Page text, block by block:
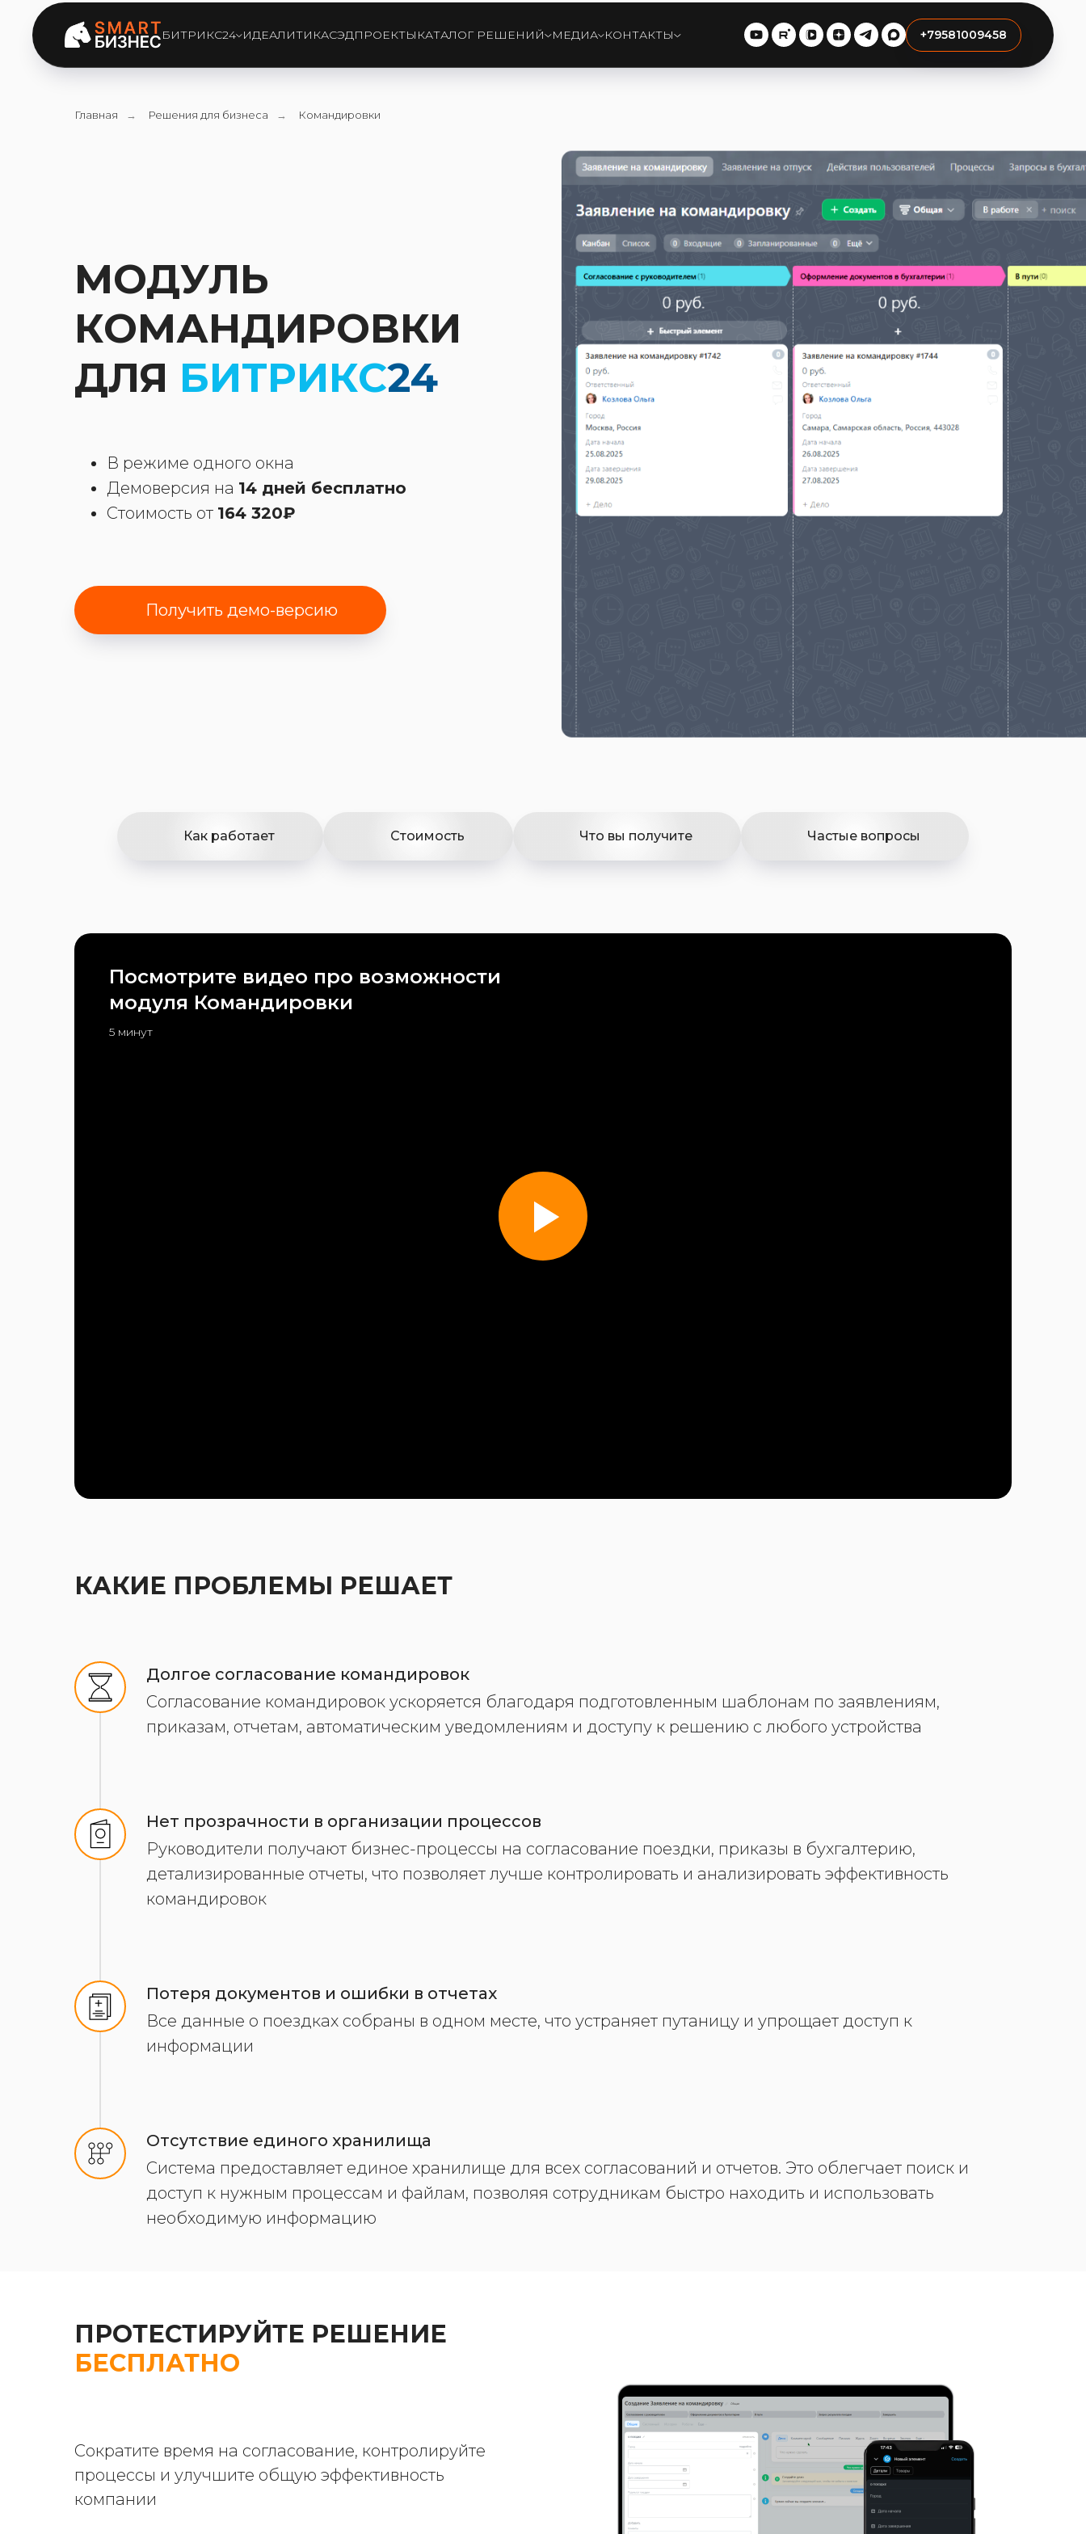
БИТРИКС24 ИДЕАЛИТИКАСЭДПРОЕКТЫ КАТАЛОГ РЕШЕНИЙ МЕДИА КОНТАКТЫ +79581009458
Главная → Решения для бизнеса → Командировки
МОДУЛЬ
КОМАНДИРОВКИ
ДЛЯ БИТРИКС24
В режиме одного окна
Демоверсия на 14 дней бесплатно
Стоимость от 164 320₽
Получить демо-версию
Как работает Стоимость Что вы получите Частые вопросы
Посмотрите видео про возможности
модуля Командировки
5 минут
КАКИЕ ПРОБЛЕМЫ РЕШАЕТ
Долгое согласование командировок
Согласование командировок ускоряется благодаря подготовленным шаблонам по заявлениям,
приказам, отчетам, автоматическим уведомлениям и доступу к решению с любого устройства
Нет прозрачности в организации процессов
Руководители получают бизнес-процессы на согласование поездки, приказы в бухгалтерию,
детализированные отчеты, что позволяет лучше контролировать и анализировать эффективность
командировок
Потеря документов и ошибки в отчетах
Все данные о поездках собраны в одном месте, что устраняет путаницу и упрощает доступ к
информации
Отсутствие единого хранилища
Система предоставляет единое хранилище для всех согласований и отчетов. Это облегчает поиск и
доступ к нужным процессам и файлам, позволяя сотрудникам быстро находить и использовать
необходимую информацию
ПРОТЕСТИРУЙТЕ РЕШЕНИЕ
БЕСПЛАТНО
Сократите время на согласование, контролируйте
процессы и улучшите общую эффективность
компании